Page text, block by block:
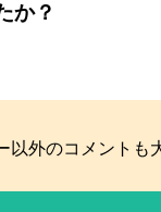
か？
以外のコメントも